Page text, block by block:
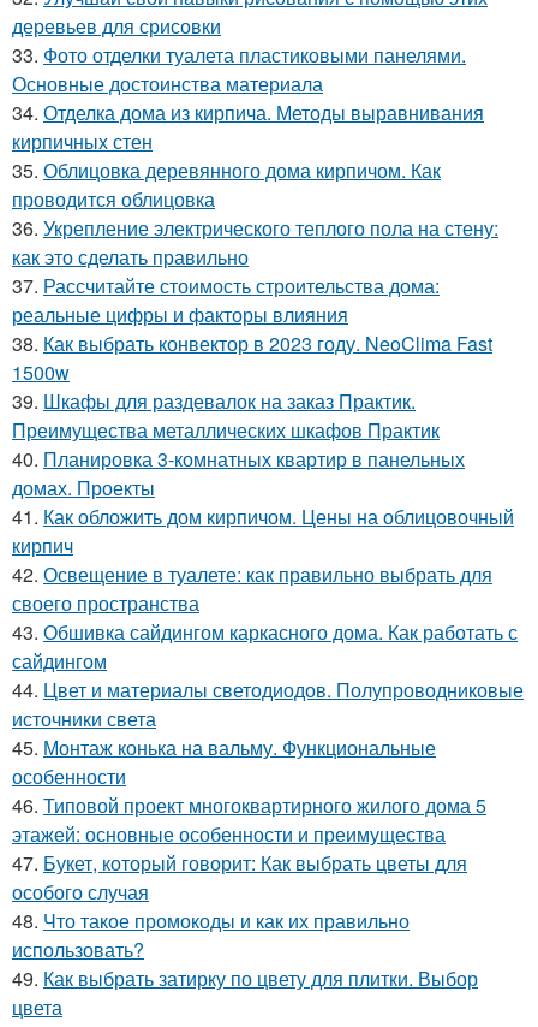
деревьев для срисовки
33. Фото отделки туалета пластиковыми панелями.
Основные достоинства материала
34. Отделка дома из кирпича. Методы выравнивания
кирпичных стен
35. Облицовка деревянного дома кирпичом. Как
проводится облицовка
36. Укрепление электрического теплого пола на стену:
как это сделать правильно
37. Рассчитайте стоимость строительства дома:
реальные цифры и факторы влияния
38. Как выбрать конвектор в 2023 году. NeoClima Fast
1500w
39. Шкафы для раздевалок на заказ Практик.
Преимущества металлических шкафов Практик
40. Планировка 3-комнатных квартир в панельных
домах. Проекты
41. Как обложить дом кирпичом. Цены на облицовочный
кирпич
42. Освещение в туалете: как правильно выбрать для
своего пространства
43. Обшивка сайдингом каркасного дома. Как работать с
сайдингом
44. Цвет и материалы светодиодов. Полупроводниковые
источники света
45. Монтаж конька на вальму. Функциональные
особенности
46. Типовой проект многоквартирного жилого дома 5
этажей: основные особенности и преимущества
47. Букет, который говорит: Как выбрать цветы для
особого случая
48. Что такое промокоды и как их правильно
использовать?
49. Как выбрать затирку по цвету для плитки. Выбор
цвета